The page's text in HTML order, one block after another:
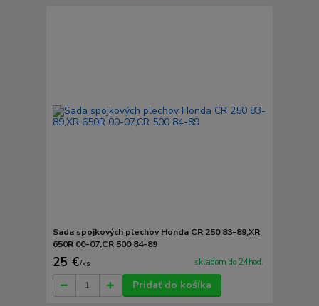
Sada spojkových plechov Honda CR 250 83-89,XR
650R 00-07,CR 500 84-89
25 €/ks skladom do 24hod.
Pridať do košíka